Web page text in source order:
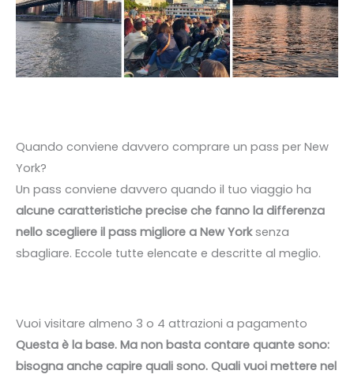
Quando conviene davvero comprare un pass per New
York?
Un pass conviene davvero quando il tuo viaggio ha
alcune caratteristiche precise che fanno la differenza
nello scegliere il pass migliore a New Yorksenza
sbagliare. Eccole tutte elencate e descritte al meglio.
Vuoi visitare almeno 3 o 4 attrazioni a pagamento
Questa è la base. Ma non basta contare quante sono:
bisogna anche capire quali sono. Quali vuoi mettere nel